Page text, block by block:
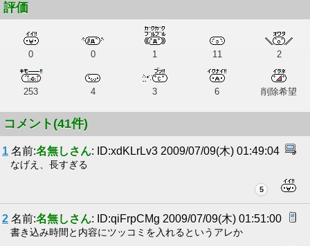
評価
0 0 1 11 2
253 4 3 6 削除希望
コメント(41件)
1 名前:名無しさん: ID:xdKLrLv3 2009/07/09(木) 01:49:04
なげえ、長すぎる
5
2 名前:名無しさん: ID:qiFrpCMg 2009/07/09(木) 01:51:00
書き込み時間と内容にツッコミを入れるというアレか